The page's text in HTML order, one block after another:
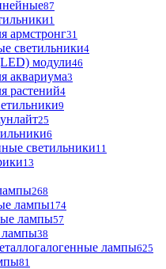
87
1
армстронг31
светильники4
модули46
аквариума3
растений4
9
25
6
светильники11
13
268
лампы174
лампы57
лампы38
лампы625
81